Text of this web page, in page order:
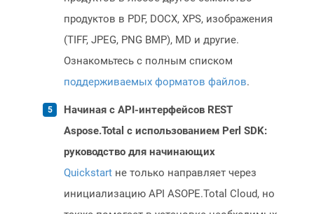
продуктов в PDF, DOCX, XPS, изображения
(TIFF, JPEG, PNG BMP), MD и другие.
Ознакомьтесь с полным списком
поддерживаемых форматов файлов.
Начиная с API-интерфейсов REST
Aspose.Total с использованием Perl SDK:
руководство для начинающих
Quickstart не только направляет через
инициализацию API ASOPE.Total Cloud, но